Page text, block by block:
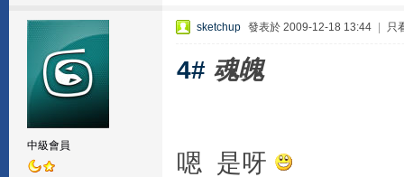
中級會員
sketchup 發表於 2009-12-18 13:44 只
4# 魂魄
嗯 是呀